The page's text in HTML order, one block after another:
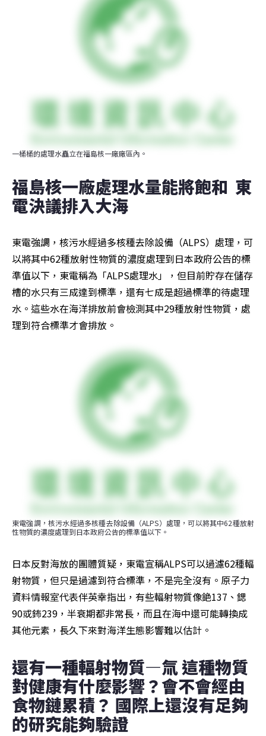
一桶桶的處理水矗立在福島核一廠廠區內。
福島核一廠處理水量能將飽和  東
電決議排入大海
東電強調，核污水經過多核種去除設備（ALPS）處理，可
以將其中62種放射性物質的濃度處理到日本政府公告的標
準值以下，東電稱為「ALPS處理水」，但目前貯存在儲存
槽的水只有三成達到標準，還有七成是超過標準的待處理
水。這些水在海洋排放前會檢測其中29種放射性物質，處
理到符合標準才會排放。
東電強調，核污水經過多核種去除設備（ALPS）處理，可以將其中62種放射
性物質的濃度處理到日本政府公告的標準值以下。
日本反對海放的團體質疑，東電宣稱ALPS可以過濾62種輻
射物質，但只是過濾到符合標準，不是完全沒有。原子力
資料情報室代表伴英幸指出，有些輻射物質像銫137、鍶
90或鈽239，半衰期都非常長，而且在海中還可能轉換成
其他元素，長久下來對海洋生態影響難以估計。
還有一種輻射物質—氚 這種物質
對健康有什麼影響？會不會經由
食物鏈累積？ 國際上還沒有足夠
的研究能夠驗證